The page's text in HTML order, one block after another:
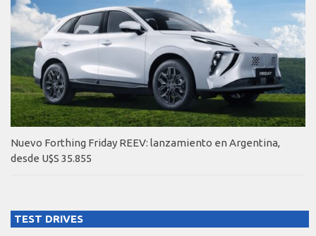
Nuevo Forthing Friday REEV: lanzamiento en Argentina,
desde U$S 35.855
TEST DRIVES